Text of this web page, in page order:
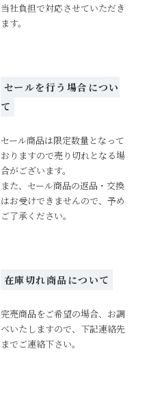
当社負担で対応させていただき
ます。
セールを行う場合につい
て
セール商品は限定数量となって
おりますので売り切れとなる場
合がございます。
また、セール商品の返品・交換
はお受けできませんので、予め
ご了承ください。
在庫切れ商品について
完売商品をご希望の場合、お調
べいたしますので、下記連絡先
までご連絡下さい。